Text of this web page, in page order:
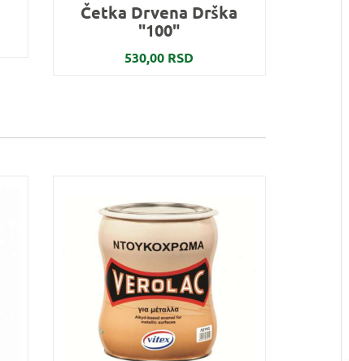
Četka Drvena Drška
"100"
530,00 RSD